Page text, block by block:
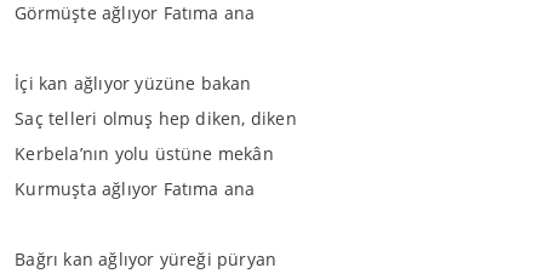
Görmüşte ağlıyor Fatıma ana
İçi kan ağlıyor yüzüne bakan
Saç telleri olmuş hep diken, diken
Kerbela’nın yolu üstüne mekân
Kurmuşta ağlıyor Fatıma ana
Bağrı kan ağlıyor yüreği püryan